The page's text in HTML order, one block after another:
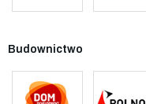
Budownictwo